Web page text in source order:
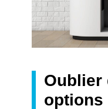
Oublier
options